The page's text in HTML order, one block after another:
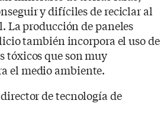
y difíciles de reciclar al
La producción de paneles
también incorpora el uso de
tóxicos que son muy
el medio ambiente.